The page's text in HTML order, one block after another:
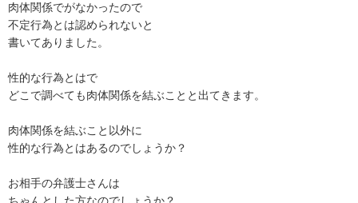
肉体関係でがなかったので
不定行為とは認められないと
書いてありました。
性的な行為とはで
どこで調べても肉体関係を結ぶことと出てきます。
肉体関係を結ぶこと以外に
性的な行為とはあるのでしょうか？
お相手の弁護士さんは